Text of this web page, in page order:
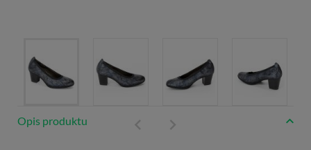
Opis produktu